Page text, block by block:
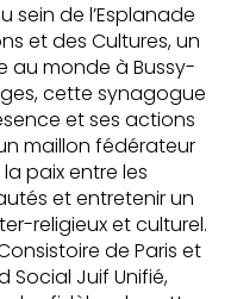
sein de l’Esplanade
et des Cultures, un
au monde à Bussy-
cette synagogue
et ses actions
maillon fédérateur
paix entre les
et entretenir un
religieux et culturel.
de Paris et
Social Juif Unifié,​